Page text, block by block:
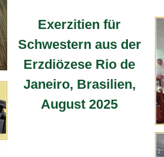
Exerzitien für
Schwestern aus der
Erzdiözese Rio de
Janeiro, Brasilien,
August 2025